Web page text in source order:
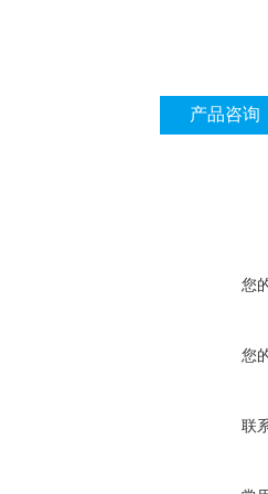
产品咨询
您
您
联